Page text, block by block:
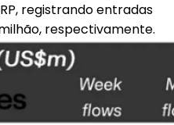
registrando entradas
milhão, respectivamente.